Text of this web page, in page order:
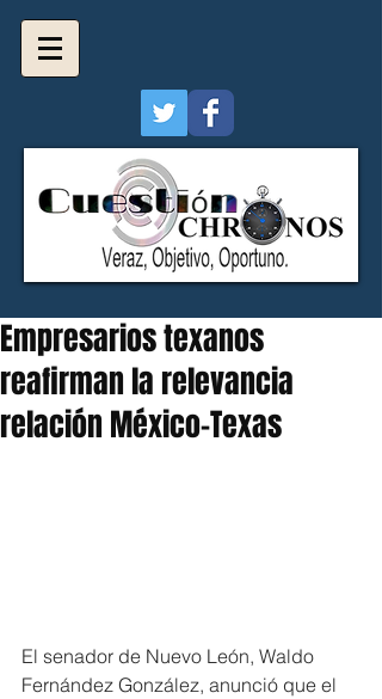
Empresarios texanos
reafirman la relevancia
relación México-Texas
El senador de Nuevo León, Waldo
Fernández González, anunció que el